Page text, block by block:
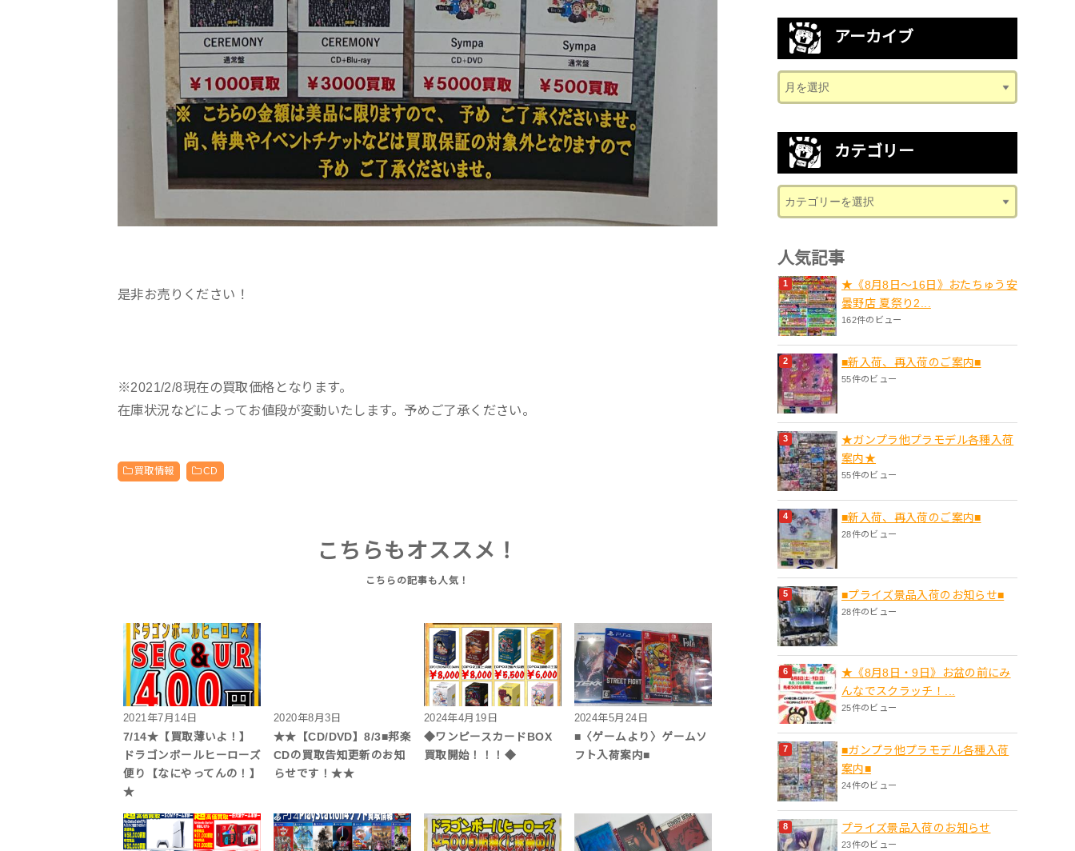
是非お売りください！
※2021/2/8現在の買取価格となります。
在庫状況などによってお値段が変動いたします。予めご了承ください。
買取情報 CD
こちらもオススメ！
2021年7月14日
7/14★【買取薄いよ！】
ドラゴンボールヒーローズ
便り【なにやってんの！】
★
2020年8月3日
★★【CD/DVD】8/3■邦楽
CDの買取告知更新のお知
らせです！★★
2024年4月19日
◆ワンピースカードBOX
買取開始！！！◆
2024年5月24日
■〈ゲームより〉ゲームソ
フト入荷案内■
アーカイブ
カテゴリー
人気記事
★《8月8日～16日》おたちゅう安
曇野店 夏祭り2...
162件のビュー
■新入荷、再入荷のご案内■
55件のビュー
★ガンプラ他プラモデル各種入荷
案内★
55件のビュー
■新入荷、再入荷のご案内■
28件のビュー
■プライズ景品入荷のお知らせ■
28件のビュー
★《8月8日・9日》お盆の前にみ
んなでスクラッチ！...
25件のビュー
■ガンプラ他プラモデル各種入荷
案内■
24件のビュー
プライズ景品入荷のお知らせ
23件のビュー